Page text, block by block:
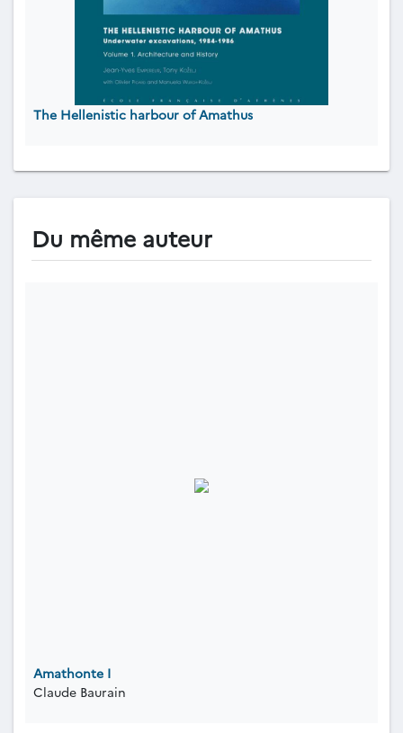
The Hellenistic harbour of Amathus
Du même auteur
Amathonte I
Claude Baurain